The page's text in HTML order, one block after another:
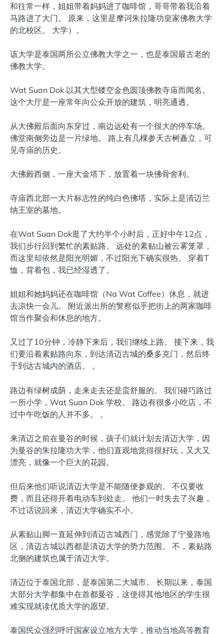
和往常一样，姐姐带着妈妈进了咖啡馆，哥哥带着我沿着
马路进了大门。 原来，这里是摩诃朱拉隆功皇家佛教大学
的北校区。 大学）。
该大学是泰国两所公立佛教大学之一，也是泰国最古老的
佛教大学。
Wat Suan Dok 以其大型镂空金色圆顶佛教寺庙而闻名。
这个大厅是一座常年向公众开放的建筑，明亮通透。
从大佛殿后面向东穿过，南边远处有一个很大的停车场。
佛堂南侧旁边是一片绿地。 路上有几棵参天古树矗立，可
见寺庙的历史。
大佛殿西侧，一座大金塔下，放置着一块佛骨舍利。
寺庙西北部一大片标志性的纯白色佛塔，实际上是清迈兰
纳王室的墓地。
在Wat Suan Dok逛了大约半个小时后，正好中午12点，
我们步行回到繁忙的素贴路。 远处的素贴山被云雾笼罩，
而这里却依然是阳光明媚，不过阳光下确实很热。 穿着T
恤，背着包，我已经湿透了。
姐姐和她妈妈还在咖啡馆（Na Wat Coffee）休息，就进
去凉快一会儿。 附近派出所的警察似乎把街上的两家咖啡
馆当作聚会和休息的地方。
又过了10分钟，冷静下来后，我们继续上路。 接下来，我
们要沿着素贴路向东，到达清迈古城的桑多克门，然后终
于到达古城内的酒店。 。
路边有绿树成荫，走来走去还是蛮舒服的。 我们碰巧路过
一所小学，Wat Suan Dok 学校。 路边有很多小吃店，不
过中午吃饭的人并不多。 。
来清迈之前在曼谷的时候，孩子们就计划去清迈大学，因
为曼谷的朱拉隆功大学，他们直观地觉得很好玩，又大又
漂亮，就像一个巨大的花园。
但后来他们听说清迈大学是不能随便参观的。 不仅要收
费，而且还得开着电动车到处走。 他们一时失去了兴趣，
不过话说回来，清迈大学确实不小。
从素贴山脚一直延伸到清迈古城西门，感觉除了宁曼路地
区，清迈古城以西都是清迈大学的势力范围。 不，素贴路
北侧的建筑也属于清迈大学。
清迈位于泰国北部，是泰国第二大城市。 长期以来，泰国
大部分大学都集中在首都曼谷，这使得其他地区的学生很
难实现就读优质大学的愿望。
泰国民众强烈呼吁国家设立地方大学，推动当地高等教育